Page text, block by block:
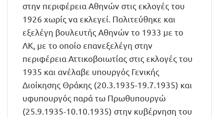
στην περιφέρεια Αθηνών στις εκλογές του
1926 χωρίς να εκλεγεί. Πολιτεύθηκε και
εξελέγη βουλευτής Αθηνών το 1933 με το
ΛΚ, με το οποίο επανεξελέγη στην
περιφέρεια Αττικοβοιωτίας στις εκλογές του
1935 και ανέλαβε υπουργός Γενικής
Διοίκησης Θράκης (20.3.1935-19.7.1935) και
υφυπουργός παρά τω Πρωθυπουργώ
(25.9.1935-10.10.1935) στην κυβέρνηση του